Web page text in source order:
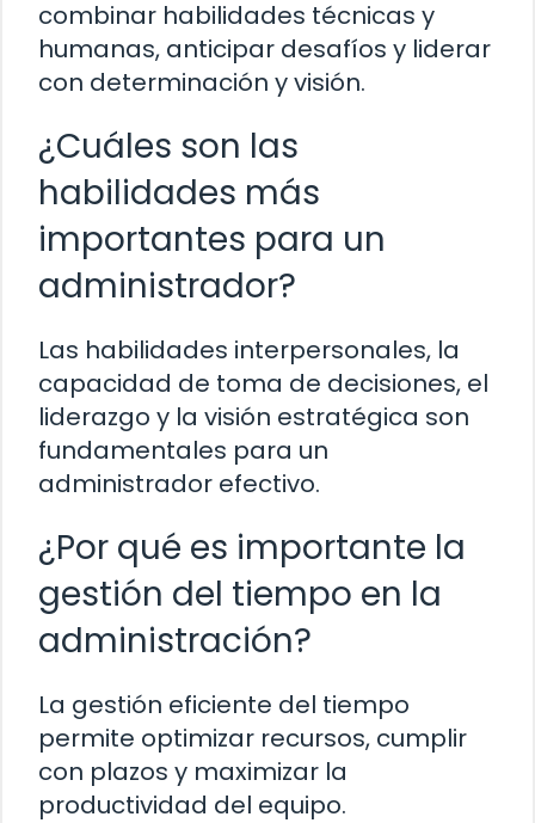
combinar habilidades técnicas y
humanas, anticipar desafíos y liderar
con determinación y visión.
¿Cuáles son las
habilidades más
importantes para un
administrador?
Las habilidades interpersonales, la
capacidad de toma de decisiones, el
liderazgo y la visión estratégica son
fundamentales para un
administrador efectivo.
¿Por qué es importante la
gestión del tiempo en la
administración?
La gestión eficiente del tiempo
permite optimizar recursos, cumplir
con plazos y maximizar la
productividad del equipo.